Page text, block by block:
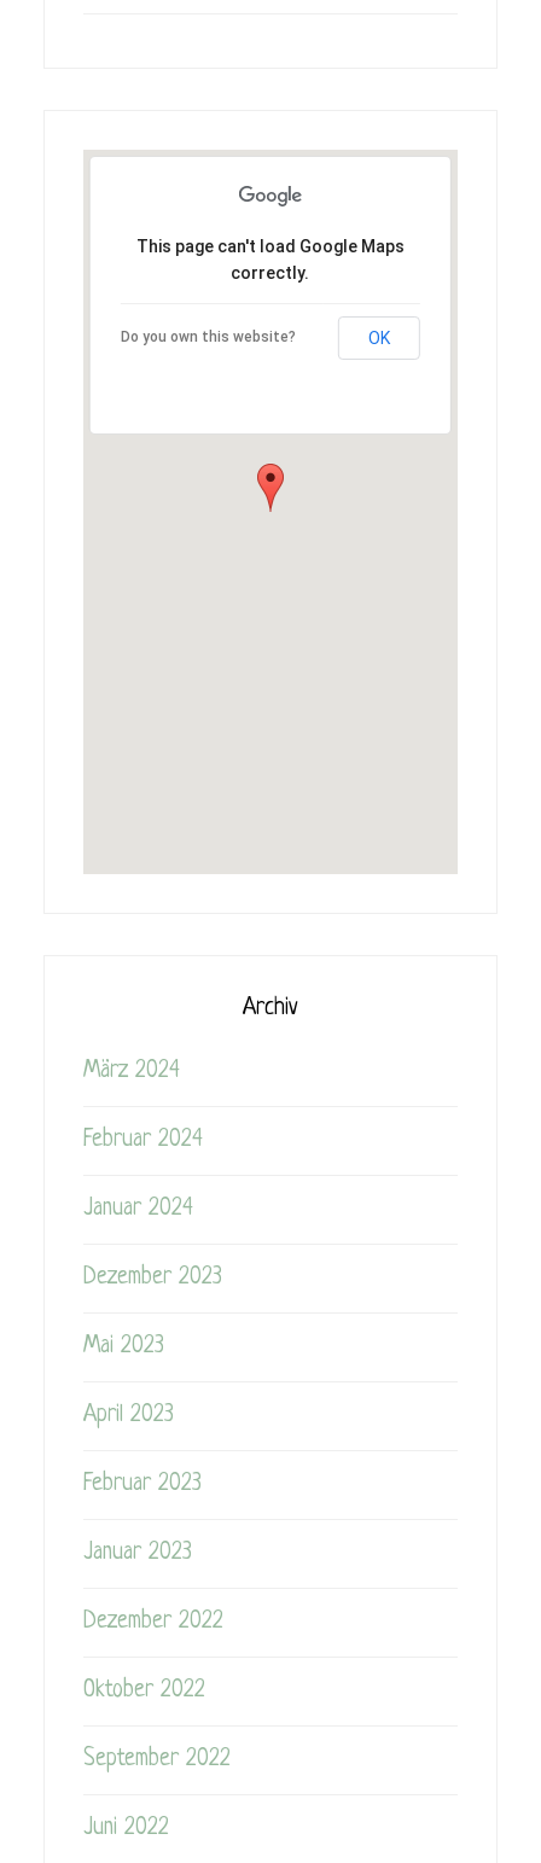
This page can't load Google Maps
correctly.
Do you own this website? OK
Archiv
März 2024
Februar 2024
Januar 2024
Dezember 2023
Mai 2023
April 2023
Februar 2023
Januar 2023
Dezember 2022
Oktober 2022
September 2022
Juni 2022